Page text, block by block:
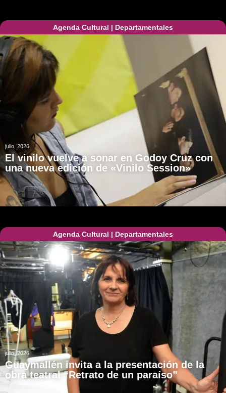
Agenda Cultural | Departamentales
julio, 2026
El vinilo vuelve a sonar en Godoy Cruz con
una nueva edición de «Vinilo Session»
Agenda Cultural | Departamentales
julio, 2026
Guaymallén invita a la presentación de la
obra teatral “Retrato de un paraíso”